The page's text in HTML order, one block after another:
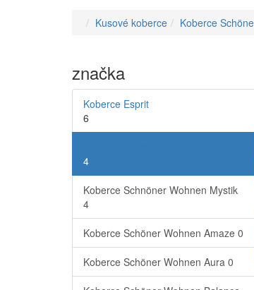
Kusové koberce Koberce
značka
Koberce Esprit
6
4
Koberce Schnöner Wohnen Mystik
4
Koberce Schöner Wohnen Amaze 0
Koberce Schöner Wohnen Aura 0